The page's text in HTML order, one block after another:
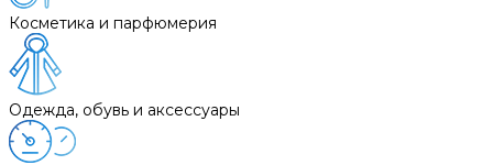
Косметика и парфюмерия
Одежда, обувь и аксессуары